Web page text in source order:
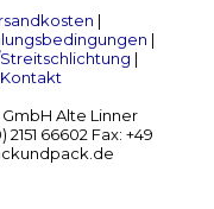
|
|
|
Kontakt
Alte Linner
66602 Fax: +49